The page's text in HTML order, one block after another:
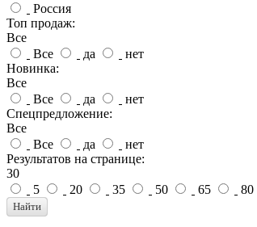
Россия
Топ продаж:
Все
Все
да
нет
Новинка:
Все
Все
да
нет
Спецпредложение:
Все
Все
да
нет
Результатов на странице:
30
5
20 35 50 65 80
Найти